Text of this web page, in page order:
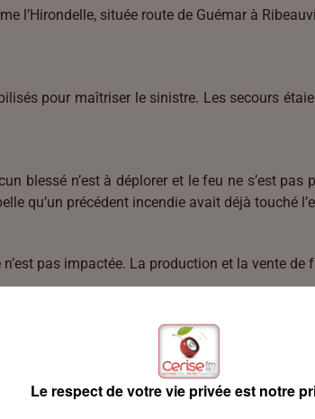
l’Hirondelle, située route de Guémar à
pour maîtriser le sinistre. Les secours
blessé n’est à déplorer et le feu ne s’est
qu’un précédent incendie avait déjà touché
pas impactée. La production et la vente
Le respect de votre vie privée est notre